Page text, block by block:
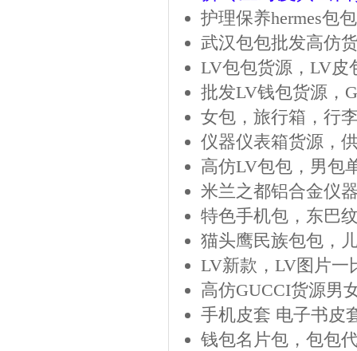
护理保养hermes包
武汉包包批发高仿
LV包包货源，LV皮
批发LV钱包货源，
女包，旅行箱，行
仪器仪表箱货源，
高仿LV包包，男包
米兰之都铝合金仪
特色手机包，东巴
猫头鹰民族包包，
LV新款，LV图片一
高仿GUCCI货源男
手机皮套 电子书皮
钱包名片包，包包